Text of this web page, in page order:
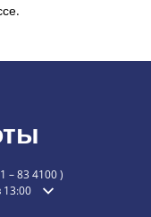
– 83 4100)
время открытия
13:00